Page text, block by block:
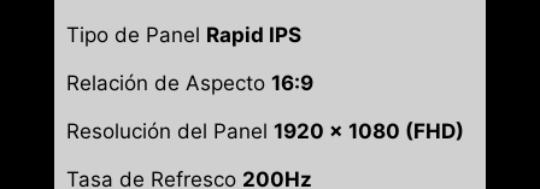
Tipo de Panel Rapid IPS
Relación de Aspecto 16:9
Resolución del Panel 1920 x 1080 (FHD)
Tasa de Refresco 200Hz